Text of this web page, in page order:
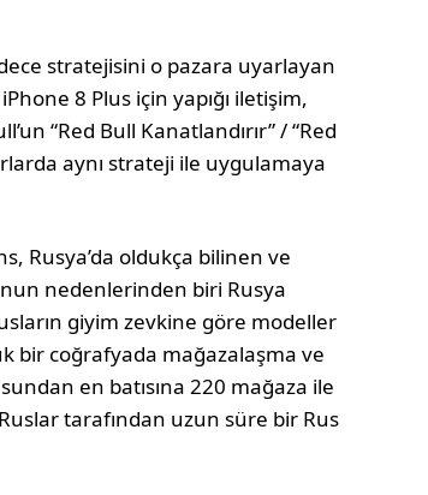
stratejisini o pazara uyarlayan
8 Plus için yapığı iletişim,
“Red Bull Kanatlandırır” / “Red
aynı strateji ile uygulamaya
Rusya’da oldukça bilinen ve
nedenlerinden biri Rusya
giyim zevkine göre modeller
bir coğrafyada mağazalaşma ve
en batısına 220 mağaza ile
tarafından uzun süre bir Rus